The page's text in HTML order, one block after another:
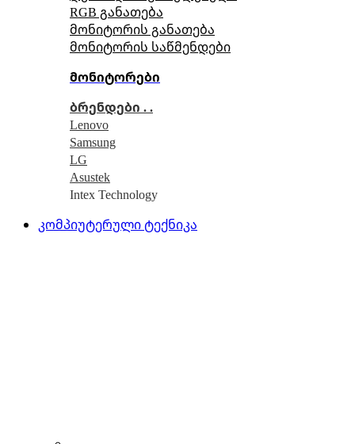
RGB განათება
მონიტორის განათება
მონიტორის საწმენდები
მონიტორები
ბრენდები . .
Lenovo
Samsung
LG
Asustek
Intex Technology
კომპიუტერული ტექნიკა